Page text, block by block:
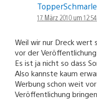
17. März 2010 um 12:54
Weil wir nur Dreck wert
vor der
Es ist ja nicht so dass
Also kannste kaum
Werbung schon weit
Veröffentlichung bringen.